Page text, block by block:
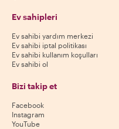
Ev sahipleri
Ev sahibi yardım merkezi
Ev sahibi iptal politikası
Ev sahibi kullanım koşulları
Ev sahibi ol
Bizi takip et
Facebook
Instagram
YouTube